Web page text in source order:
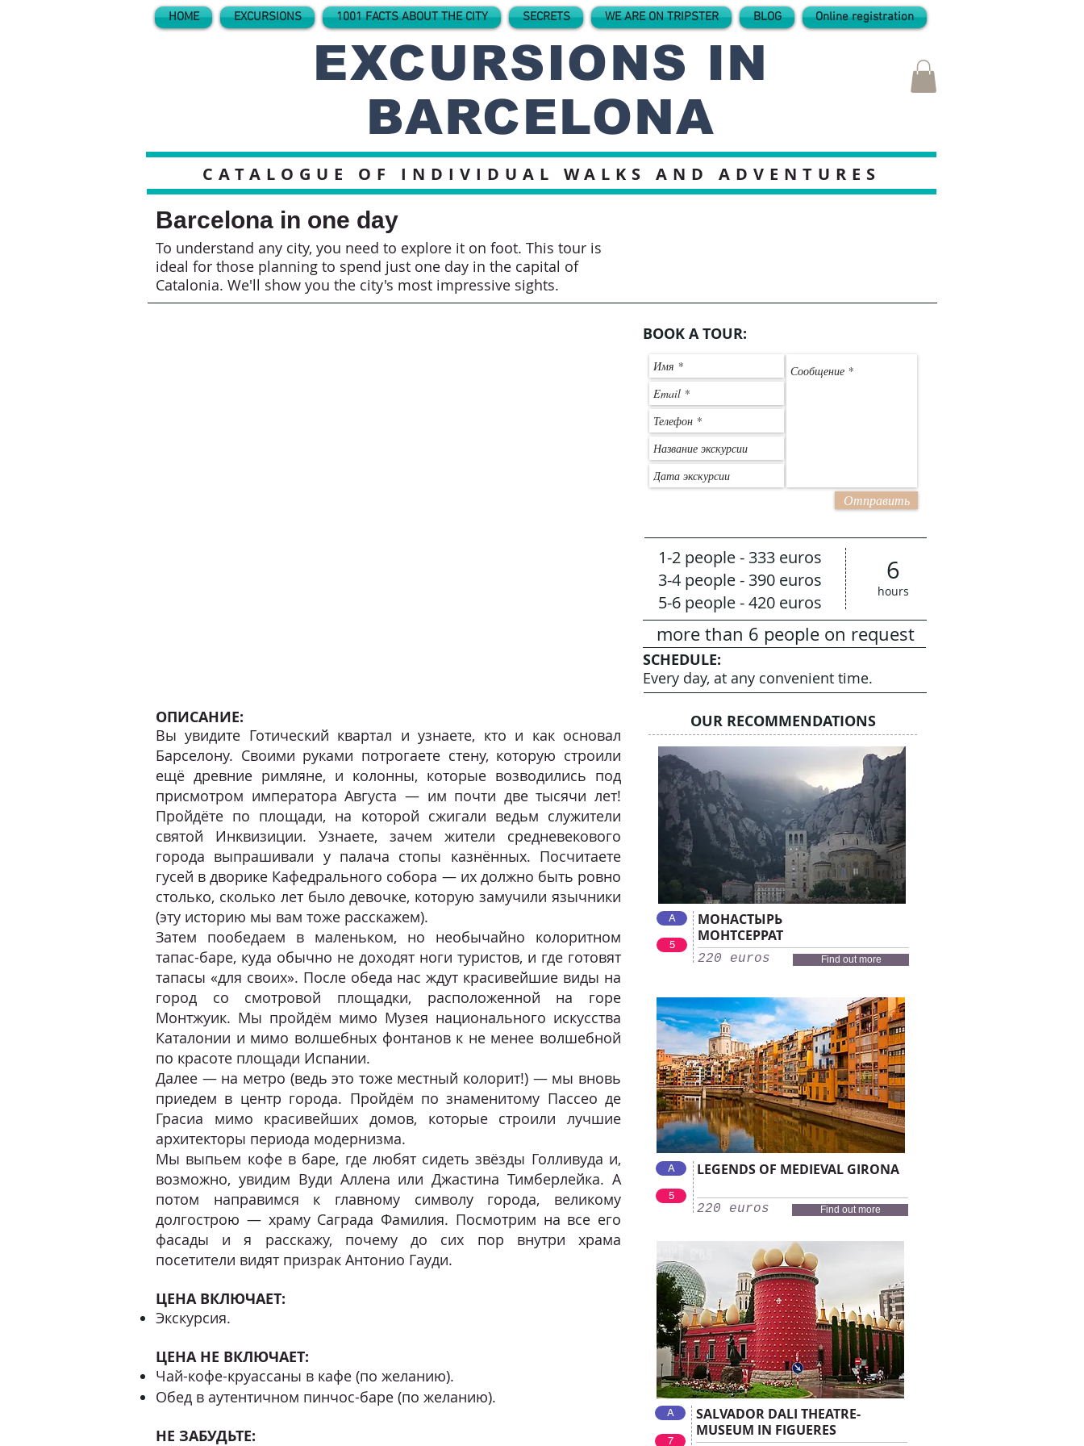
HOME EXCURSIONS 1001 FACTS ABOUT THE CITY SECRETS WE ARE ON TRIPSTER BLOG Online registration
EXCURSIONS IN
BARCELONA
CATALOGUE OF INDIVIDUAL WALKS AND ADVENTURES
Barcelona in one day
To understand any city, you need to explore it on foot. This tour is
ideal for those planning to spend just one day in the capital of
Catalonia. We'll show you the city's most impressive sights.
BOOK A TOUR:
Отправить
1-2 people - 333 euros
3-4 people - 390 euros
5-6 people - 420 euros
6
hours
more than 6 people on request
SCHEDULE:
Every day, at any convenient time.
ОПИСАНИЕ:
Вы увидите Готический квартал и узнаете, кто и как основал
Барселону. Своими руками потрогаете стену, которую строили
ещё древние римляне, и колонны, которые возводились под
присмотром императора Августа — им почти две тысячи лет!
Пройдёте по площади, на которой сжигали ведьм служители
святой Инквизиции. Узнаете, зачем жители средневекового
города выпрашивали у палача стопы казнённых. Посчитаете
гусей в дворике Кафедрального собора — их должно быть ровно
столько, сколько лет было девочке, которую замучили язычники
(эту историю мы вам тоже расскажем).
Затем пообедаем в маленьком, но необычайно колоритном
тапас-баре, куда обычно не доходят ноги туристов, и где готовят
тапасы «для своих». После обеда нас ждут красивейшие виды на
город со смотровой площадки, расположенной на горе
Монтжуик. Мы пройдём мимо Музея национального искусства
Каталонии и мимо волшебных фонтанов к не менее волшебной
по красоте площади Испании.
Далее — на метро (ведь это тоже местный колорит!) — мы вновь
приедем в центр города. Пройдём по знаменитому Пассео де
Грасиа мимо красивейших домов, которые строили лучшие
архитекторы периода модернизма.
Мы выпьем кофе в баре, где любят сидеть звёзды Голливуда и,
возможно, увидим Вуди Аллена или Джастина Тимберлейка. А
потом направимся к главному символу города, великому
долгострою — храму Саграда Фамилия. Посмотрим на все его
фасады и я расскажу, почему до сих пор внутри храма
посетители видят призрак Антонио Гауди.
ЦЕНА ВКЛЮЧАЕТ:
Экскурсия.
ЦЕНА НЕ ВКЛЮЧАЕТ:
Чай-кофе-круассаны в кафе (по желанию).
Обед в аутентичном пинчос-баре (по желанию).
НЕ ЗАБУДЬТЕ:
OUR RECOMMENDATIONS
A
5
МОНАСТЫРЬ
МОНТСЕРРАТ
220 euros Find out more
A
5
LEGENDS OF MEDIEVAL GIRONA
Find out more
220 euros
A
7
SALVADOR DALI THEATRE-
MUSEUM IN FIGUERES